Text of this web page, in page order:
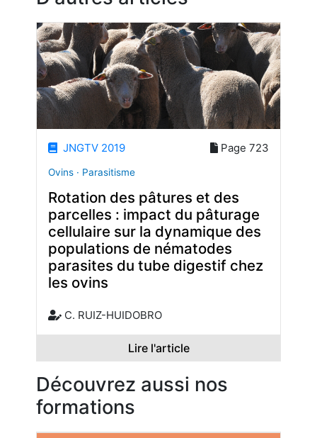
JNGTV 2019 Page 723
Ovins · Parasitisme
Rotation des pâtures et des
parcelles : impact du pâturage
cellulaire sur la dynamique des
populations de nématodes
parasites du tube digestif chez
les ovins
C. RUIZ-HUIDOBRO
Lire l'article
Découvrez aussi nos
formations